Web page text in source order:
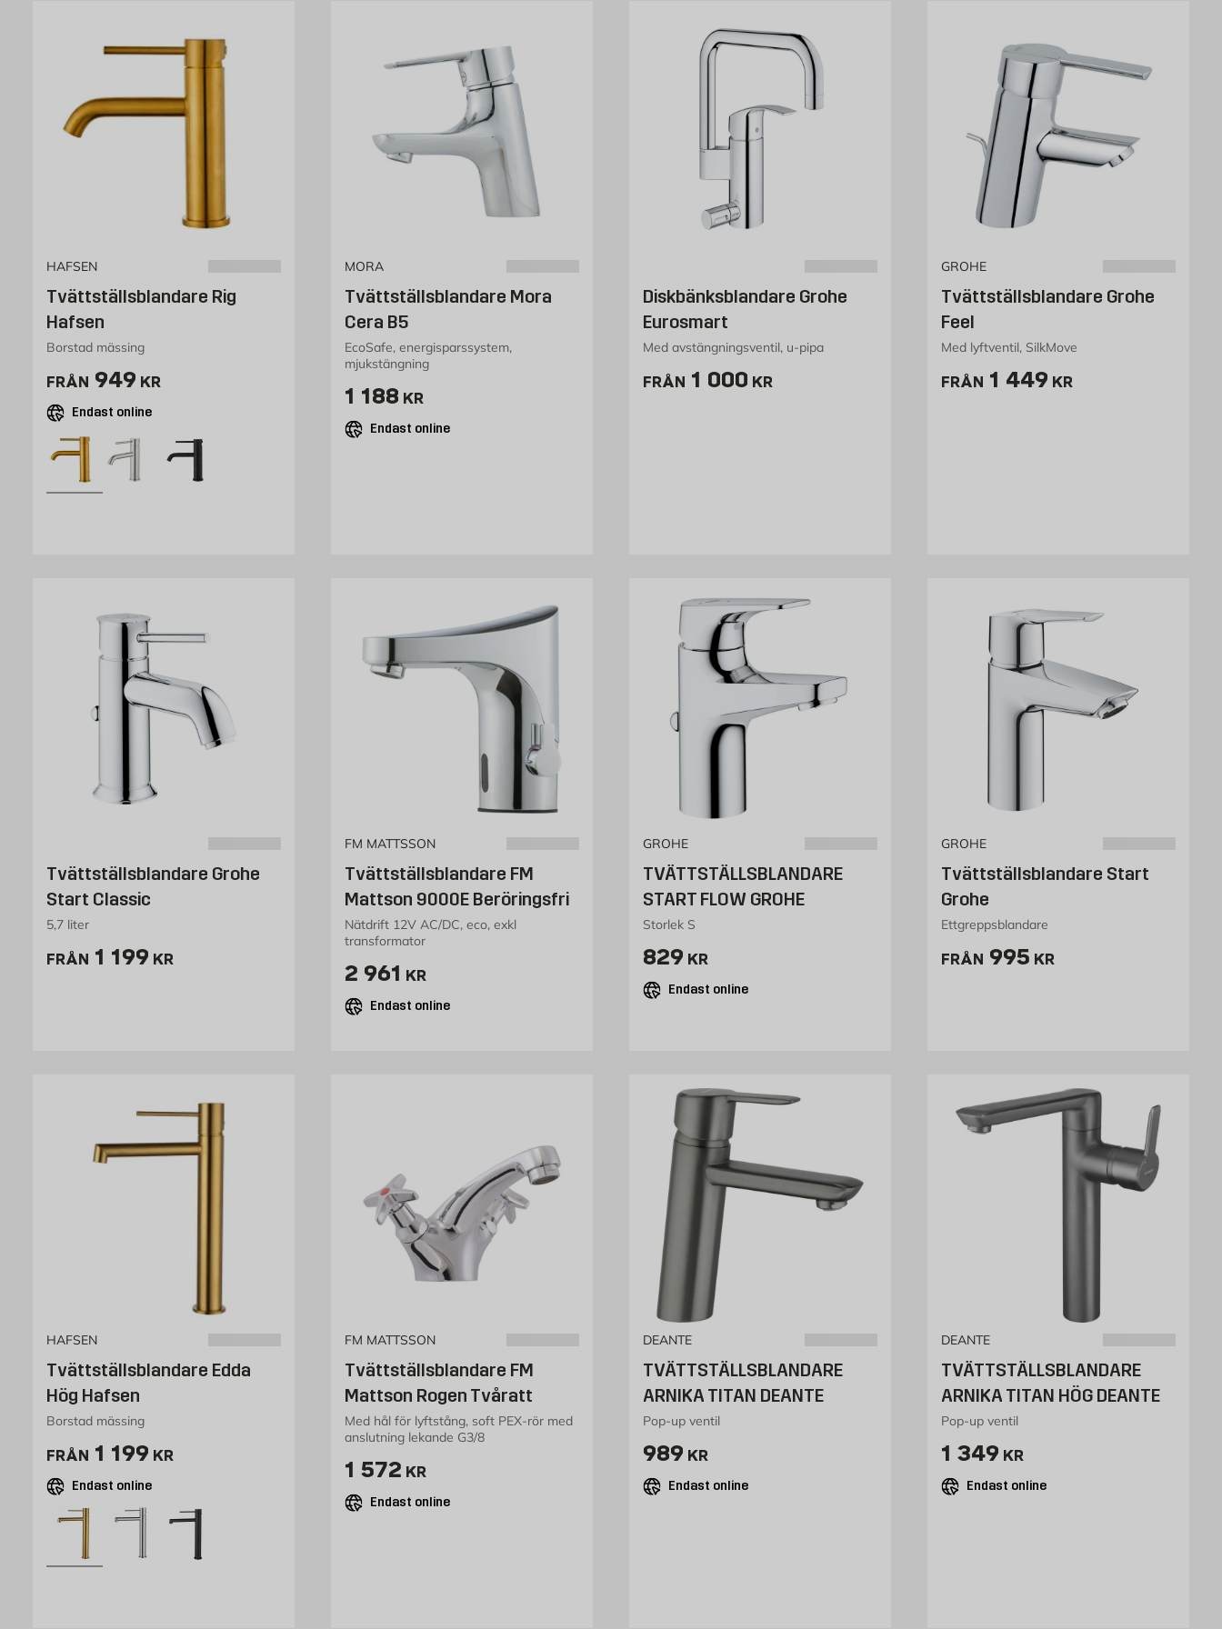
HAFSEN
Tvättställsblandare Rig
Hafsen
Borstad mässing
FRÅN Pris 949 kr
949 KR
Endast online
MORA
Tvättställsblandare Mora
Cera B5
EcoSafe, energisparssystem,
mjukstängning
Pris 1188 kr
1 188 KR
Endast online
Diskbänksblandare Grohe
Eurosmart
Med avstängningsventil, u-pipa
FRÅN Pris 1000 kr
1 000 KR
GROHE
Tvättställsblandare Grohe
Feel
Med lyftventil, SilkMove
FRÅN Pris 1449 kr
1 449 KR
Tvättställsblandare Grohe
Start Classic
5,7 liter
FRÅN Pris 1199 kr
1 199 KR
FM MATTSSON
Tvättställsblandare FM
Mattson 9000E Beröringsfri
Nätdrift 12V AC/DC, eco, exkl
transformator
Pris 2961 kr
2 961 KR
Endast online
GROHE
TVÄTTSTÄLLSBLANDARE
START FLOW GROHE
Storlek S
Pris 829 kr
829 KR
Endast online
GROHE
Tvättställsblandare Start
Grohe
Ettgreppsblandare
FRÅN Pris 995 kr
995 KR
HAFSEN
Tvättställsblandare Edda
Hög Hafsen
Borstad mässing
FRÅN Pris 1199 kr
1 199 KR
Endast online
FM MATTSSON
Tvättställsblandare FM
Mattson Rogen Tvåratt
Med hål för lyftstång, soft PEX-rör med
anslutning lekande G3/8
Pris 1572 kr
1 572 KR
Endast online
DEANTE
TVÄTTSTÄLLSBLANDARE
ARNIKA TITAN DEANTE
Pop-up ventil
Pris 989 kr
989 KR
Endast online
DEANTE
TVÄTTSTÄLLSBLANDARE
ARNIKA TITAN HÖG DEANTE
Pop-up ventil
Pris 1349 kr
1 349 KR
Endast online